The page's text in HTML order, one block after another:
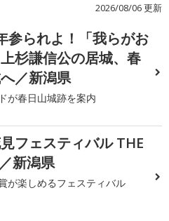
2026/08/06 更新
参られよ！「我らがお
杉謙信公の居城、春
／新潟県
が春日山城跡を案内
フェスティバル THE
新潟県
が楽しめるフェスティバル